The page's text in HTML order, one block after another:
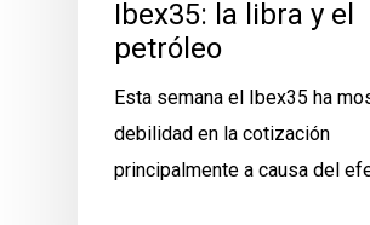
Ibex35: la libra y el
petróleo
Esta semana el Ibex35 ha
debilidad en la cotización
principalmente a causa del